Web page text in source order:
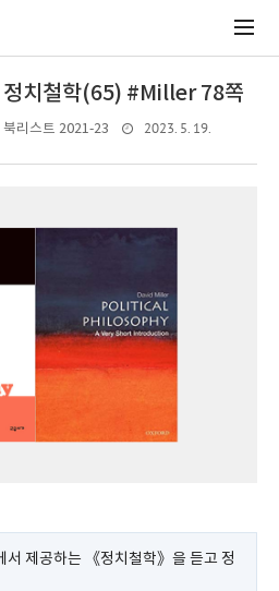
정치철학(65) #Miller 78쪽
리스트 2021-23 2023. 5. 19.
서 제공하는 《정치철학》을 듣고 정